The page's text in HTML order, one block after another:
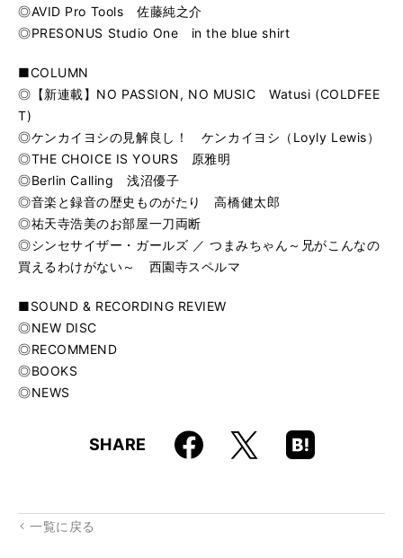
◎AVID Pro Tools 佐藤純之介
◎PRESONUS Studio One in the blue shirt
■COLUMN
◎【新連載】NO PASSION, NO MUSIC Watusi (COLDFEE
T)
◎ケンカイヨシの見解良し！ ケンカイヨシ（Loyly Lewis）
◎THE CHOICE IS YOURS 原雅明
◎Berlin Calling 浅沼優子
◎音楽と録音の歴史ものがたり 高橋健太郎
◎祐天寺浩美のお部屋一刀両断
◎シンセサイザー・ガールズ ／ つまみちゃん～兄がこんなの
買えるわけがない～ 西園寺スペルマ
■SOUND & RECORDING REVIEW
◎NEW DISC
◎RECOMMEND
◎BOOKS
◎NEWS
SHARE Faceboo
k
X
Hatena
Boo
一覧に戻る